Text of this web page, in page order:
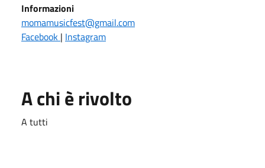
Informazioni
momamusicfest@gmail.com
Facebook | Instagram
A chi è rivolto
A tutti